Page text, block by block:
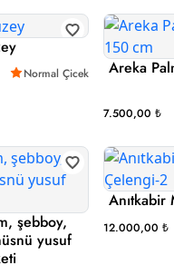
Normal Çicek
Areka
7.500,00 ₺
şebboy,
yusuf
Anıtkabir
12.000,00 ₺